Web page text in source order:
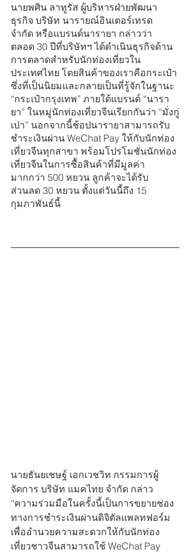
นายพศิน ลาทูรัส ผู้บริหารฝ่ายพัฒนา
ธุรกิจ บริษัท นารายณ์อินเตอร์เทรด
จำกัด หรือแบรนด์นารายา กล่าวว่า
ตลอด 30 ปีที่บริษัทฯ ได้ดำเนินธุรกิจด้าน
การตลาดสำหรับนักท่องเที่ยวใน
ประเทศไทย โดยสินค้าของเราคือกระเป๋า
ซึ่งที่เป็นนิยมและกลายเป็นที่รู้จักในฐานะ
“กระเป๋ากรุงเทพ” ภายใต้แบรนด์ “นารา
ยา” ในหมู่นักท่องเที่ยวจีนเรียกกันว่า “มั่งกู่
เปา” นอกจากนี้ช้อปนารายาสามารถรับ
ชำระเงินผ่าน WeChat Pay ให้กับนักท่อง
เที่ยวจีนทุกสาขา พร้อมโปรโมชั่นนักท่อง
เที่ยวจีนในการซื้อสินค้าที่มีมูลค่า
มากกว่า 500 หยวน ลูกค้าจะได้รับ
ส่วนลด 30 หยวน ตั้งแต่วันนี้ถึง 15
กุมภาพันธ์นี้
นายธันยเชษฐ์ เอกเวชวิท กรรมการผู้
จัดการ บริษัท แมคไทย จำกัด กล่าว
“ความร่วมมือในครั้งนี้เป็นการขยายช่อง
ทางการชำระเงินผ่านดิจิตัลแพลทฟอร์ม
เพื่ออำนวยความสะดวกให้กับนักท่อง
เที่ยวชาวจีนสามารถใช้ WeChat Pay